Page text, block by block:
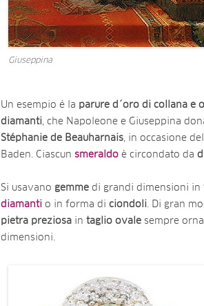
Giuseppina
Un esempio é la parure d´oro di collana e
diamanti, che Napoleone e Giuseppina
Stéphanie de Beauharnais, in occasione
Baden. Ciascun smeraldo è circondato da
Si usavano gemme di grandi dimensioni in
diamanti o in forma di ciondoli. Di gran
pietra preziosa in taglio ovale sempre
dimensioni.